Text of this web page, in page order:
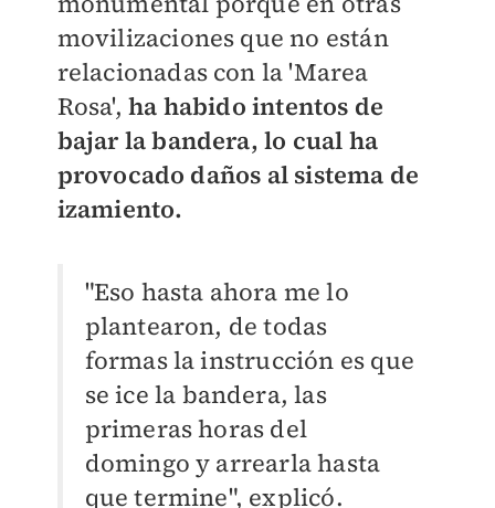
movilizaciones que no están
relacionadas con la 'Marea
Rosa', ha habido intentos de
bajar la bandera, lo cual ha
provocado daños al sistema de
izamiento.
"Eso hasta ahora me lo
plantearon, de todas
formas la instrucción es que
se ice la bandera, las
primeras horas del
domingo y arrearla hasta
que termine", explicó.